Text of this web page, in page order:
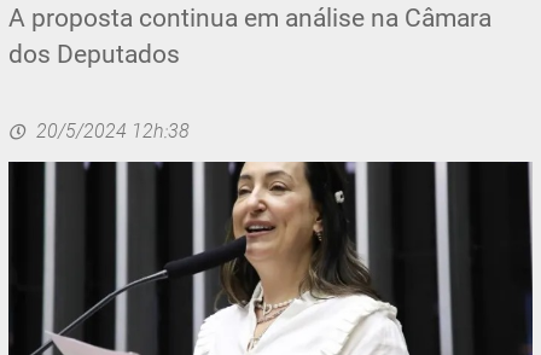
A proposta continua em análise na Câmara
dos Deputados
20/5/2024 12h:38